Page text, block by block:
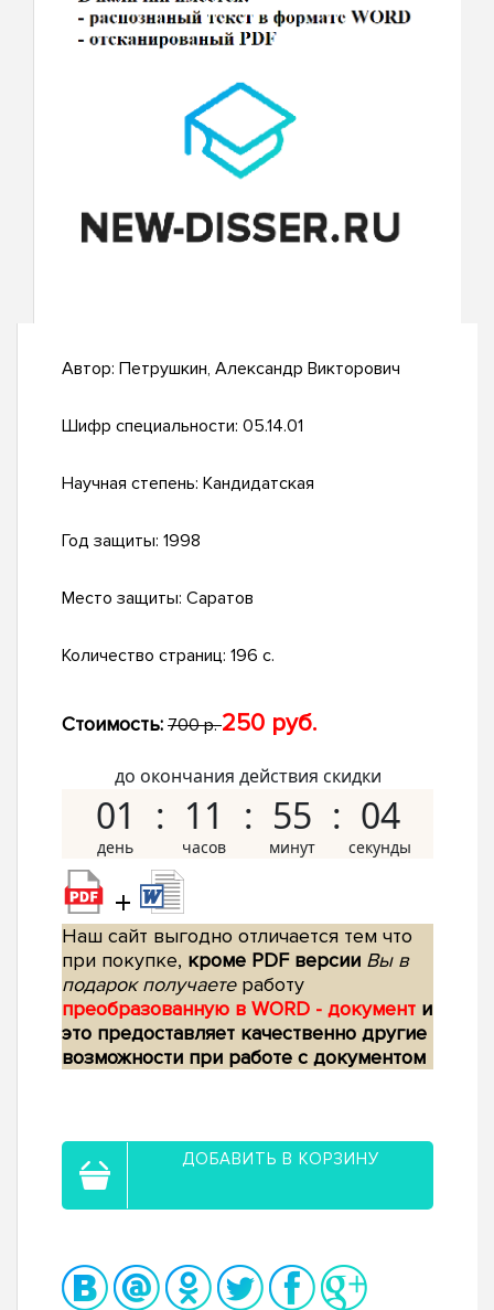
Автор: Петрушкин, Александр Викторович
Шифр специальности: 05.14.01
Научная степень: Кандидатская
Год защиты: 1998
Место защиты: Саратов
Количество страниц: 196 с.
Стоимость: 700 р.250 руб.
до окончания действия скидки
01 11 55 03
+
Наш сайт выгодно отличается тем что
при покупке, кроме PDF версии Вы в
подарок получаетеработу
преобразованную в WORD - документ и
это предоставляет качественно другие
возможности при работе с документом
ДОБАВИТЬ В КОРЗИНУ